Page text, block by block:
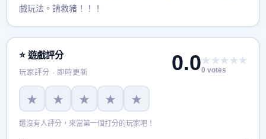
戲玩法。請救豬！！！
⭐ 遊戲評分
玩家評分 · 即時更新 0.0★★★★★
0 votes
★ ★ ★ ★ ★
還沒有人評分，來當第一個打分的玩家吧！